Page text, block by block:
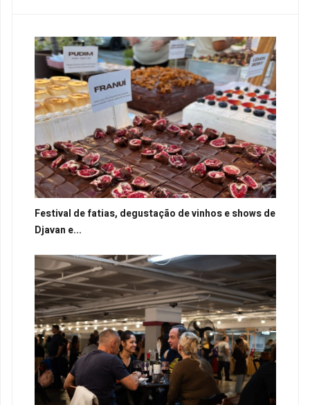
Festival de fatias, degustação de vinhos e shows de
Djavan e...